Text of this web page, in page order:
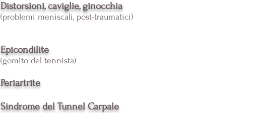
Distorsioni, caviglie, ginocchia
(problemi meniscali, post-traumatici)
Epicondilite
(gomito del tennista)
Periartrite
Sindrome del Tunnel Carpale